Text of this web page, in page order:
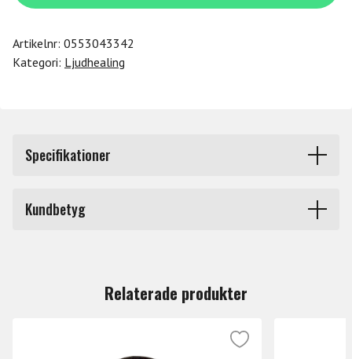
M-
mängd
Artikelnr: 0553043342
Kategori: Ljudhealing
Specifikationer
Kundbetyg
Relaterade produkter